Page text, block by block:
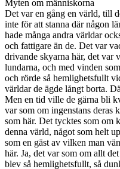
Myten om människorna
Det var en gång en värld, till
inte för att stanna där någon
hade många andra världar
och fattigare än de. Det var
drivande skyarna här, det var
lundarna, och med vinden
och rörde så hemlighetsfullt
världar de ägde långt borta.
Men en tid ville de gärna bli
var som om ingenstans
som här. Det tycktes som om
denna värld, något som helt
som en gäst av vilken man
här. Ja, det var som om allt
blev så hemlighetsfullt, så